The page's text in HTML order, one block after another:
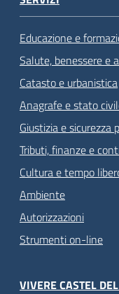
Educazione e
Salute, benessere e
Catasto e urbanistica
Anagrafe e stato
Giustizia e sicurezza
Tributi, finanze e
Cultura e tempo
Ambiente
Autorizzazioni
Strumenti on-line
VIVERE CASTEL